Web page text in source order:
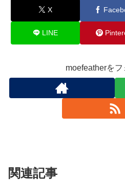
X
LINE
moefeatherをフ
関連記事